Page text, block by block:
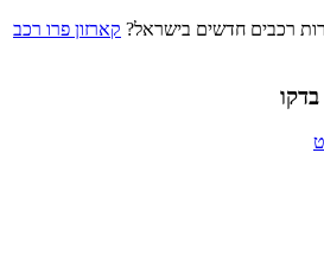
רכבים חדשים בישראל? קארזון פרו רכב